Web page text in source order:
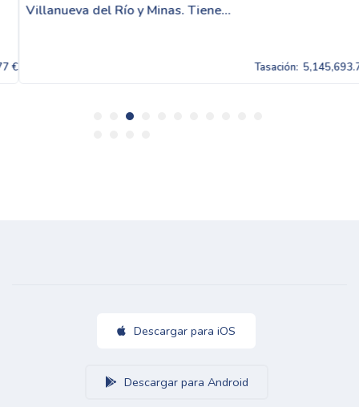
Villanueva del Río y Minas. Tiene...
Tasación:5,145,693.77 €
Descargar para iOS
Descargar para Android